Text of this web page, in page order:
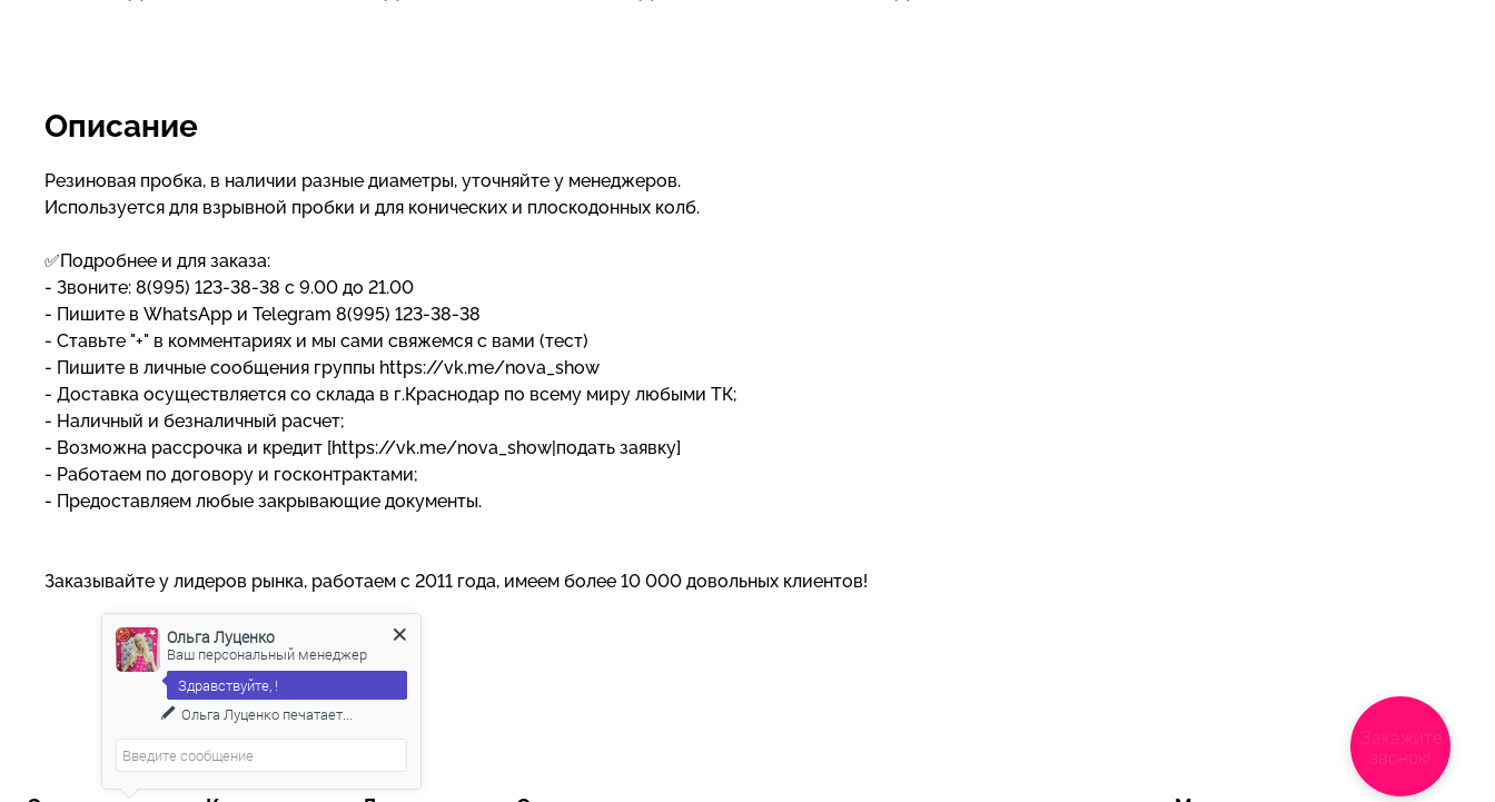
Описание
Резиновая пробка, в наличии разные диаметры, уточняйте у менеджеров.
Используется для взрывной пробки и для конических и плоскодонных колб.
✅Подробнее и для заказа:
- Звоните: 8(995) 123-38-38 с 9.00 до 21.00
- Пишите в WhatsApp и Telegram 8(995) 123-38-38
- Ставьте "+" в комментариях и мы сами свяжемся с вами (тест)
- Пишите в личные сообщения группы https://vk.me/nova_show
- Доставка осуществляется со склада в г.Краснодар по всему миру любыми ТК;
- Наличный и безналичный расчет;
- Возможна рассрочка и кредит [https://vk.me/nova_show|подать заявку]
- Работаем по договору и госконтрактами;
- Предоставляем любые закрывающие документы.
Заказывайте у лидеров рынка, работаем с 2011 года, имеем более 10 000 довольных клиентов!
Закажите
звонок!
Ольга Луценко
Ваш персональный менеджер
Здравствуйте, !
Ольга Луценкопечатает...